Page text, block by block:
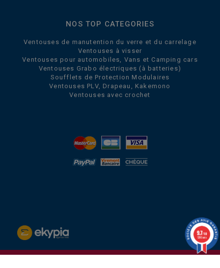
NOS TOP CATEGORIES
Ventouses de manutention du verre et du carrelage
Ventouses à visser
Ventouses pour automobiles, Vans et Camping cars
Ventouses Grabo électriques (à batteries)
Soufflets de Protection Modulaires
Ventouses PLV, Drapeau, Kakemono
Ventouses avec crochet
9.7/10
1280 avis